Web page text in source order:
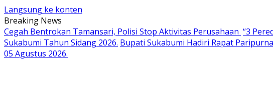
Langsung ke konten
Breaking News
Cegah Bentrokan Tamansari, Polisi Stop Aktivitas Perusahaan “3
Sukabumi Tahun Sidang 2026. Bupati Sukabumi Hadiri Rapat
05 Agustus 2026.